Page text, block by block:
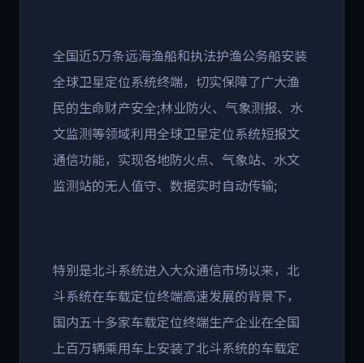
全国近5万条远海渔船和执法护渔公务船安装
全球卫星定位系统终端，切实保障了广大渔
民的生命财产安全;林业防火、气象测报、水
文监测等领域利用全球卫星定位系统短报文
通信功能，实现各地防火点、气象站、水文
监测站的无人值守、数据实时自动传输;
特别是北斗系统进入大众通信市场以来，北
斗系统在车载定位终端高速发展的背景下，
国内五十多家车载定位终端生产企业在全国
上百万辆乘用车上安装了北斗系统的车载定